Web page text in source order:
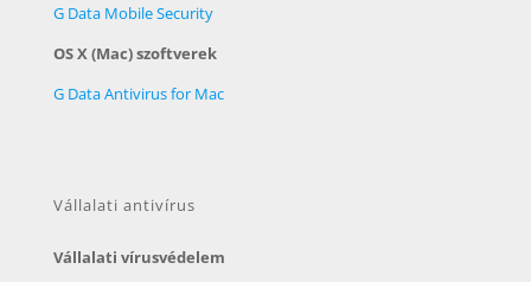
G Data Mobile Security
OS X (Mac) szoftverek
G Data Antivirus for Mac
Vállalati antivírus
Vállalati vírusvédelem